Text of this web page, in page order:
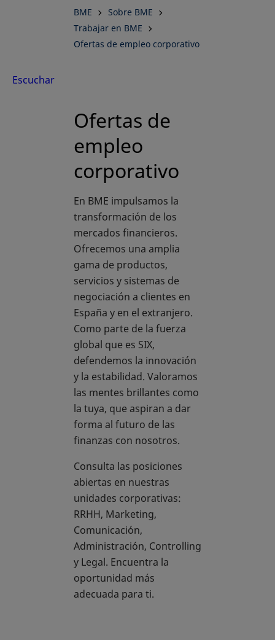
corporativo
BME
Sobre BME
Trabajar en BME
Ofertas de empleo corporativo
Escuchar
Ofertas de
empleo
corporativo
En BME impulsamos la
transformación de los
mercados financieros.
Ofrecemos una amplia
gama de productos,
servicios y sistemas de
negociación a clientes en
España y en el extranjero.
Como parte de la fuerza
global que es SIX,
defendemos la innovación
y la estabilidad. Valoramos
las mentes brillantes como
la tuya, que aspiran a dar
forma al futuro de las
finanzas con nosotros.
Consulta las posiciones
abiertas en nuestras
unidades corporativas:
RRHH, Marketing,
Comunicación,
Administración, Controlling
y Legal. Encuentra la
oportunidad más
adecuada para ti.